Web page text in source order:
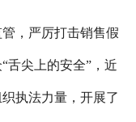
，严厉打击销售假
舌尖上的安全”，近
执法力量，开展了